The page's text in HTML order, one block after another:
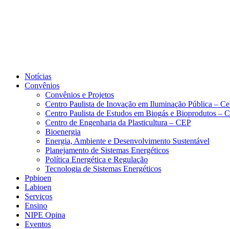
Notícias
Convênios
Convênios e Projetos
Centro Paulista de Inovação em Iluminação Pública –
Centro Paulista de Estudos em Biogás e Bioprodutos –
Centro de Engenharia da Plasticultura – CEP
Bioenergia
Energia, Ambiente e Desenvolvimento Sustentável
Planejamento de Sistemas Energéticos
Política Energética e Regulação
Tecnologia de Sistemas Energéticos
Ppbioen
Labioen
Serviços
Ensino
NIPE Opina
Eventos